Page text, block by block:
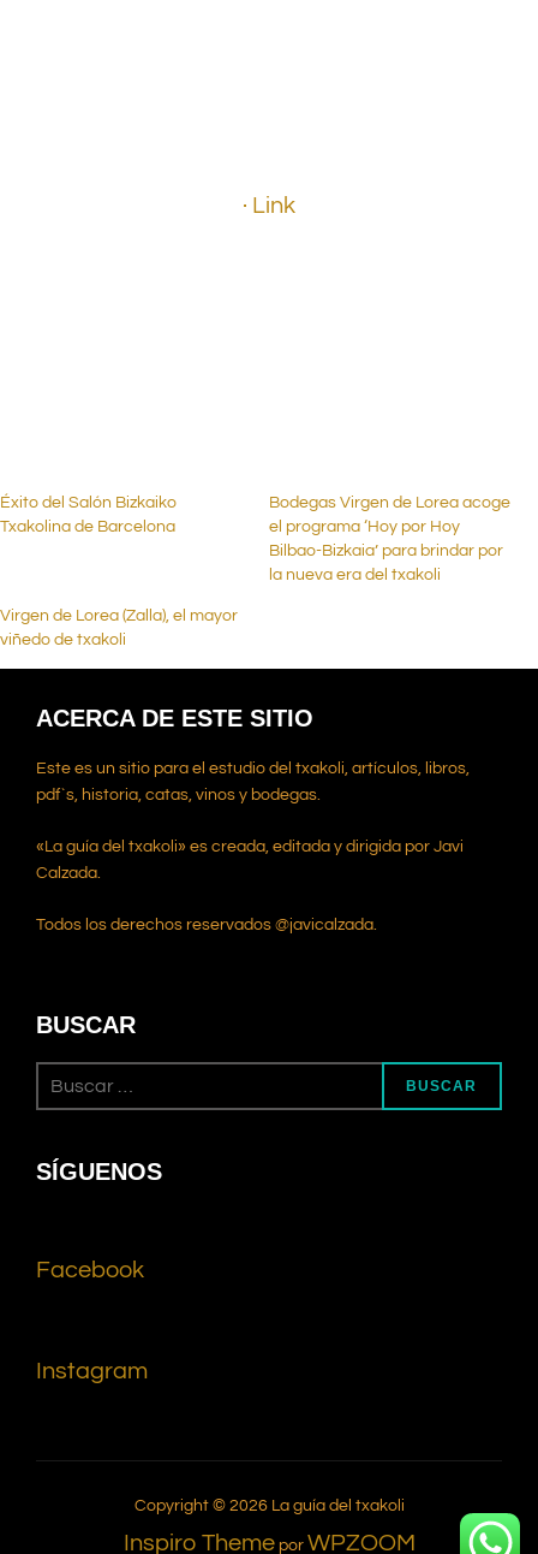
· Link
Éxito del Salón Bizkaiko
Txakolina de Barcelona
Bodegas Virgen de Lorea acoge
el programa ‘Hoy por Hoy
Bilbao-Bizkaia’ para brindar por
la nueva era del txakoli
Virgen de Lorea (Zalla), el mayor
viñedo de txakoli
ACERCA DE ESTE SITIO
Este es un sitio para el estudio del txakoli, artículos, libros,
pdf`s, historia, catas, vinos y bodegas.
«La guía del txakoli» es creada, editada y dirigida por Javi
Calzada.
Todos los derechos reservados @javicalzada.
BUSCAR
BUSCAR
SÍGUENOS
Facebook
Instagram
Copyright © 2026 La guía del txakoli
Inspiro Themepor WPZOOM